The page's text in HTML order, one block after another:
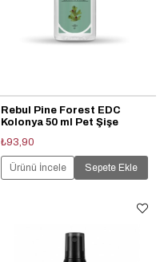
Rebul Pine Forest EDC
Kolonya 50 ml Pet Şişe
₺93,90
Ürünü İncele Sepete Ekle